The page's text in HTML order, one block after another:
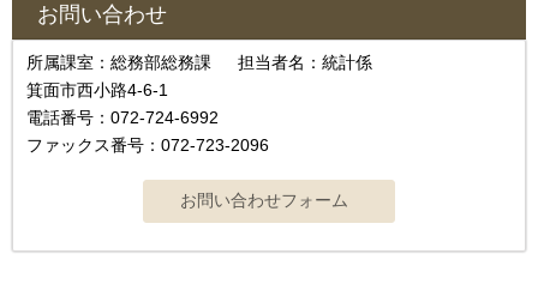
お問い合わせ
所属課室：総務部総務課 担当者名：統計係
箕面市西小路4-6-1
電話番号：072-724-6992
ファックス番号：072-723-2096